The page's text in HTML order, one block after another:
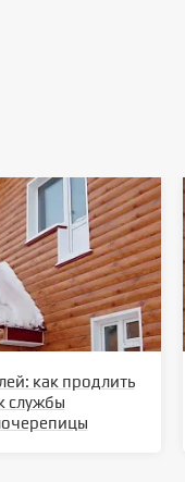
как продлить
службы